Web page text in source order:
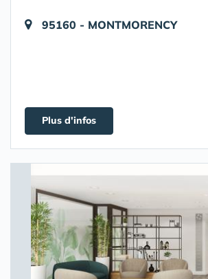
95160 - MONTMORENCY
Plus d'infos